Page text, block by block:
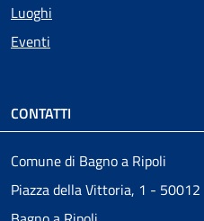
Luoghi
Eventi
CONTATTI
Comune di Bagno a Ripoli
Piazza della Vittoria, 1 - 50012